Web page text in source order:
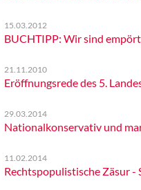
15.03.2012
BUCHTIPP: Wir sind
21.11.2010
Eröffnungsrede des 5.
29.03.2014
Nationalkonservativ und
11.02.2014
Rechtspopulistische Zäsur -